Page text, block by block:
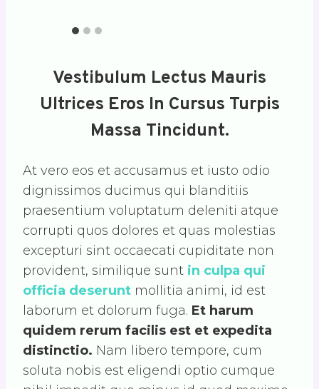
Vestibulum Lectus Mauris
Ultrices Eros In Cursus Turpis
Massa Tincidunt.
At vero eos et accusamus et iusto odio
dignissimos ducimus qui blanditiis
praesentium voluptatum deleniti atque
corrupti quos dolores et quas molestias
excepturi sint occaecati cupiditate non
provident, similique sunt in culpa qui
officia deserunt mollitia animi, id est
laborum et dolorum fuga. Et harum
quidem rerum facilis est et expedita
distinctio. Nam libero tempore, cum
soluta nobis est eligendi optio cumque